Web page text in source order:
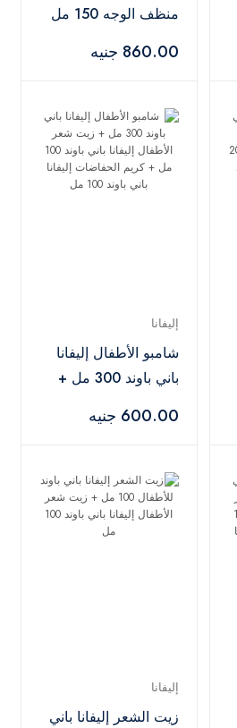
منظف الوجه 150 مل
ستار جوفيت 30 مل
860.00 جنيه
إليفانا
شامبو الأطفال إليفانا
باني باوند 300 مل +
إليفانا باني باوند 100
مل
600.00 جنيه
إليفانا
زيت الشعر إليفانا باني